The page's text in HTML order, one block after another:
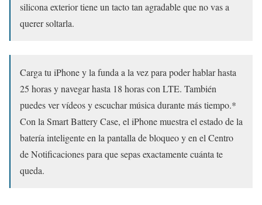
silicona exterior tiene un tacto tan agradable que no vas a
querer soltarla.
Carga tu iPhone y la funda a la vez para poder hablar hasta
25 horas y navegar hasta 18 horas con LTE. También
puedes ver vídeos y escuchar música durante más tiempo.*
Con la Smart Battery Case, el iPhone muestra el estado de la
batería inteligente en la pantalla de bloqueo y en el Centro
de Notificaciones para que sepas exactamente cuánta te
queda.